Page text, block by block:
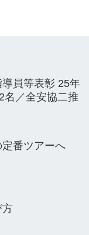
日（木）まで
員等表彰 25年
名／全安協二推
番ツアーへ
方